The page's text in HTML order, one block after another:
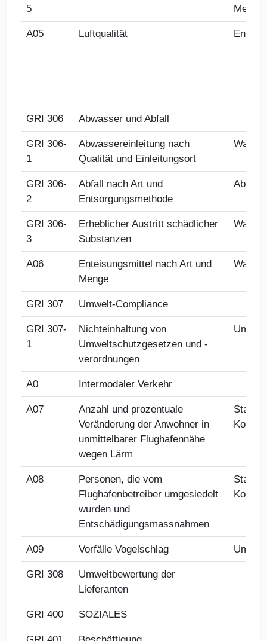
5
A05 Luftqualität
GRI 306 Abwasser und Abfall
GRI 306-
1
Abwassereinleitung nach
Qualität und Einleitungsort
GRI 306-
2
Abfall nach Art und
Entsorgungsmethode
GRI 306-
3
Erheblicher Austritt schädlicher
Substanzen
A06
Enteisungsmittel nach Art und
Menge
GRI 307 Umwelt-Compliance
GRI 307-
1
Nichteinhaltung von
Umweltschutzgesetzen und -
verordnungen
A0 Intermodaler Verkehr
A07
Anzahl und prozentuale
Veränderung der Anwohner in
unmittelbarer Flughafennähe
wegen Lärm
A08
Personen, die vom
Flughafenbetreiber umgesiedelt
wurden und
Entschädigungsmassnahmen
A09 Vorfälle Vogelschlag
GRI 308
Umweltbewertung der
Lieferanten
GRI 400 SOZIALES